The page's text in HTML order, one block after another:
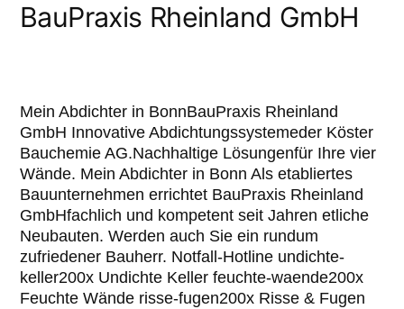
BauPraxis Rheinland GmbH
Mein Abdichter in BonnBauPraxis Rheinland
GmbH Innovative Abdichtungssystemeder Köster
Bauchemie AG.Nachhaltige Lösungenfür Ihre vier
Wände. Mein Abdichter in Bonn Als etabliertes
Bauunternehmen errichtet BauPraxis Rheinland
GmbHfachlich und kompetent seit Jahren etliche
Neubauten. Werden auch Sie ein rundum
zufriedener Bauherr. Notfall-Hotline undichte-
keller200x Undichte Keller feuchte-waende200x
Feuchte Wände risse-fugen200x Risse & Fugen